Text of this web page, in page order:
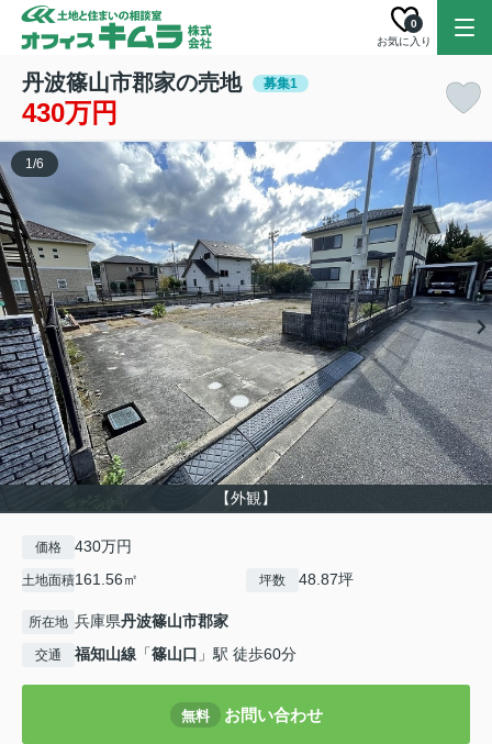
お気に入り
0
丹波篠山市郡家の売地 募集1
430万円
【外観】
1/6
価格 430万円
土地面積161.56㎡ 坪数 48.87坪
所在地 兵庫県丹波篠山市郡家
交通 福知山線 「篠山口 」駅 徒歩60分
無料 お問い合わせ